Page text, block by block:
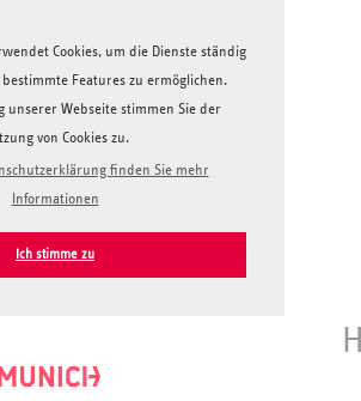
Cookies, um die Dienste ständig
Features zu ermöglichen.
unserer Webseite stimmen Sie der
von Cookies zu.
finden Sie mehr
Informationen
Ich stimme zu